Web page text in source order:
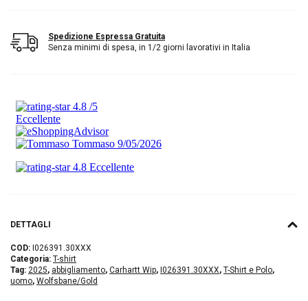
Spedizione Espressa Gratuita
Senza minimi di spesa, in 1/2 giorni lavorativi in Italia
DETTAGLI
COD: I026391.30XXX
Categoria: T-shirt
Tag: 2025, abbigliamento, Carhartt Wip, I026391.30XXX, T-Shirt e Polo,
uomo, Wolfsbane/Gold